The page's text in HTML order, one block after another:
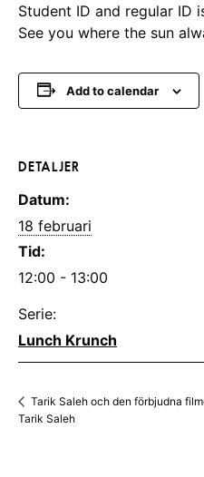
Student ID and regular ID
See you where the sun
Add to calendar
DETALJER
Datum:
18 februari
Tid:
12:00 - 13:00
Serie:
Lunch Krunch
Tarik Saleh och den förbjudna
Tarik Saleh